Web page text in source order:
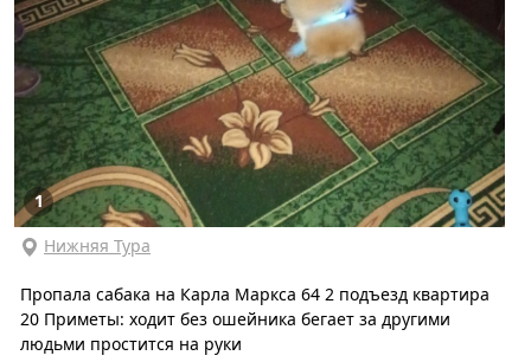
1
Нижняя Тура
Пропала сабака на Карла Маркса 64 2 подъезд квартира
20 Приметы: ходит без ошейника бегает за другими
людьми простится на руки